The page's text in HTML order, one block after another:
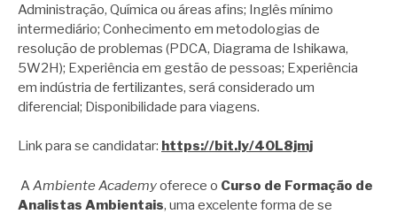
Administração, Química ou áreas afins; Inglês mínimo
intermediário; Conhecimento em metodologias de
resolução de problemas (PDCA, Diagrama de Ishikawa,
5W2H); Experiência em gestão de pessoas; Experiência
em indústria de fertilizantes, será considerado um
diferencial; Disponibilidade para viagens.
Link para se candidatar: https://bit.ly/40L8jmj
AAmbiente Academyoferece o Curso de Formação de
Analistas Ambientais, uma excelente forma de se